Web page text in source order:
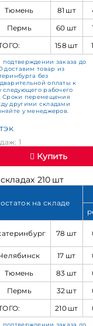
Тюмень 81 шт
Пермь
60 шт
158 шт
подтверждении заказа до
доставим товар из
без
оплаты к
следующего рабочего
Сроки перемещения
другими складами
у менеджеров.
1
Купить
210 шт
остаток на складе
78 шт
17 шт
Тюмень
83 шт
Пермь
32 шт
210 шт
подтверждении заказа до